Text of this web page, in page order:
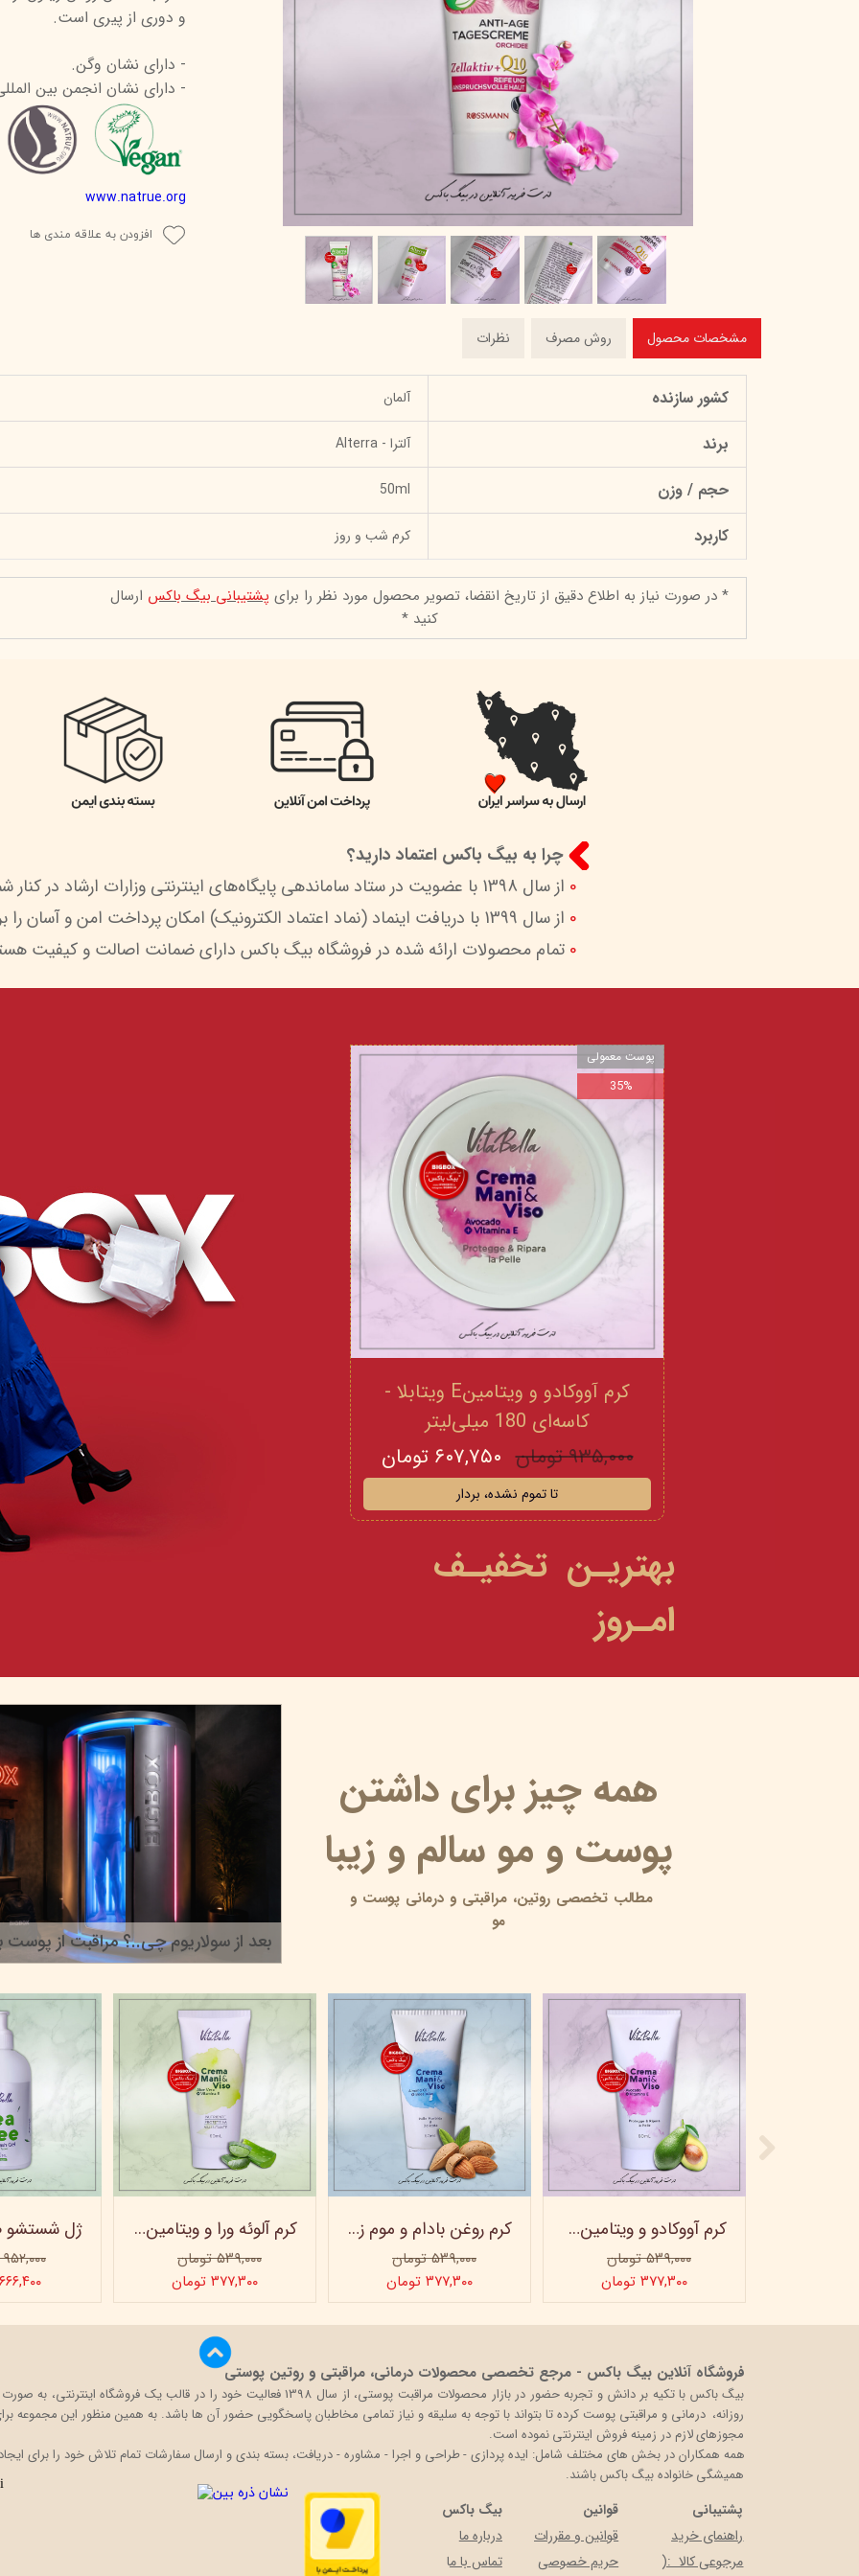
مراقبت چشم
شوینده صورت
ضد جوش و آکنه
ضد قارچ و باکتری
آبرسان و مرطوب کننده
پاک دارو
میکاپ رز
آر یو آکی
شال کوین
دیپ سنس
سون کوئین
لاکچری کوین
و دوری از پیری است.
- دارای نشان وگن.
- دارای نشان انجمن بین
www.natrue.org
افزودن به علاقه مندی ها
مشخصات محصول روش مصرف نظرات
کشور سازنده آلمان
برند آلترا - Alterra
حجم / وزن 50ml
کاربرد کرم شب و روز
* در صورت نیاز به اطلاع دقیق از تاریخ انقضا، تصویر محصول مورد نظر را برای پشتیبانی بیگ باکس ارسال
کنید *
چرا به بیگ باکس اعتماد دارید؟
0 از سال 1398 با عضویت در ستاد ساماندهی پایگاه‌های اینترنتی وزارات ارشاد در کنار شما هستیم.
0 از سال 1399 با دریافت اینماد (نماد اعتماد الکترونیک) امکان پرداخت امن و آسان را برای شما فراهم کردیم.
0 تمام محصولات ارائه شده در فروشگاه بیگ باکس دارای ضمانت اصالت و کیفیت
بهتریـن تخفیـف
امـروز
کرم آووکادو و ویتامینE ویتابلا -
کاسه‌ای 180 میلی‌لیتر
۹۳۵,۰۰۰ تومان ۶۰۷,۷۵۰ تومان
تا تموم نشده، بردار
پوست معمولی
35%
بعد از سولاریوم چی..؟ مراقبت از پوست
همه چیز برای داشتن
پوست و مو سالم و زیبا
مطالب تخصصی روتین،مراقبتی و درمانی پوست و
مو
۹۵۲,۰۰۰ تومان
۶۶۶,۴۰۰
کرم آلوئه ورا و ویتامین e ویتابلا
۵۳۹,۰۰۰ تومان
۳۷۷,۳۰۰ تومان
کرم روغن بادام و موم زنبور عسل ویتابلا - 60 میلی لیتر
۵۳۹,۰۰۰ تومان
۳۷۷,۳۰۰ تومان
کرم آووکادو و ویتامینE ویتابلا - تیوپی 60 میلی‌لیتر
۵۳۹,۰۰۰ تومان
۳۷۷,۳۰۰ تومان
پشتیبانی
راهنمای خرید
مرجوعی کالا :(
قوانین
قوانین و مقررات
حریم خصوصی
بیگ باکس
درباره ما
تماس با ما
فروشگاه آنلاین بیگ باکس - مرجع تخصصی محصولات درمانی، مراقبتی و روتین پوستی
بیگ باکس با تکیه بر دانش و تجربه حضور در بازار محصولات مراقبت پوستی، از سال 1398
روزانه، درمانی و مراقبتی پوست کرده تا بتواند با توجه به سلیقه و نیاز تمامی مخاطبان پاسخگویی حضور آن ها باشد. به همین منظور این مجموعه
مجوزهای لازم در زمینه فروش اینترنتی نموده است.
همه همکاران در بخش های مختلف شامل: ایده پردازی - طراحی و اجرا - مشاوره - دریافت، بسته بندی و ارسال سفارشات تمام تلاش خود را برای
همیشگی خانواده بیگ باکس باشند.